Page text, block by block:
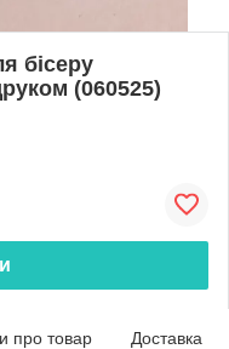
бісеру
(060525)
про товар Доставка